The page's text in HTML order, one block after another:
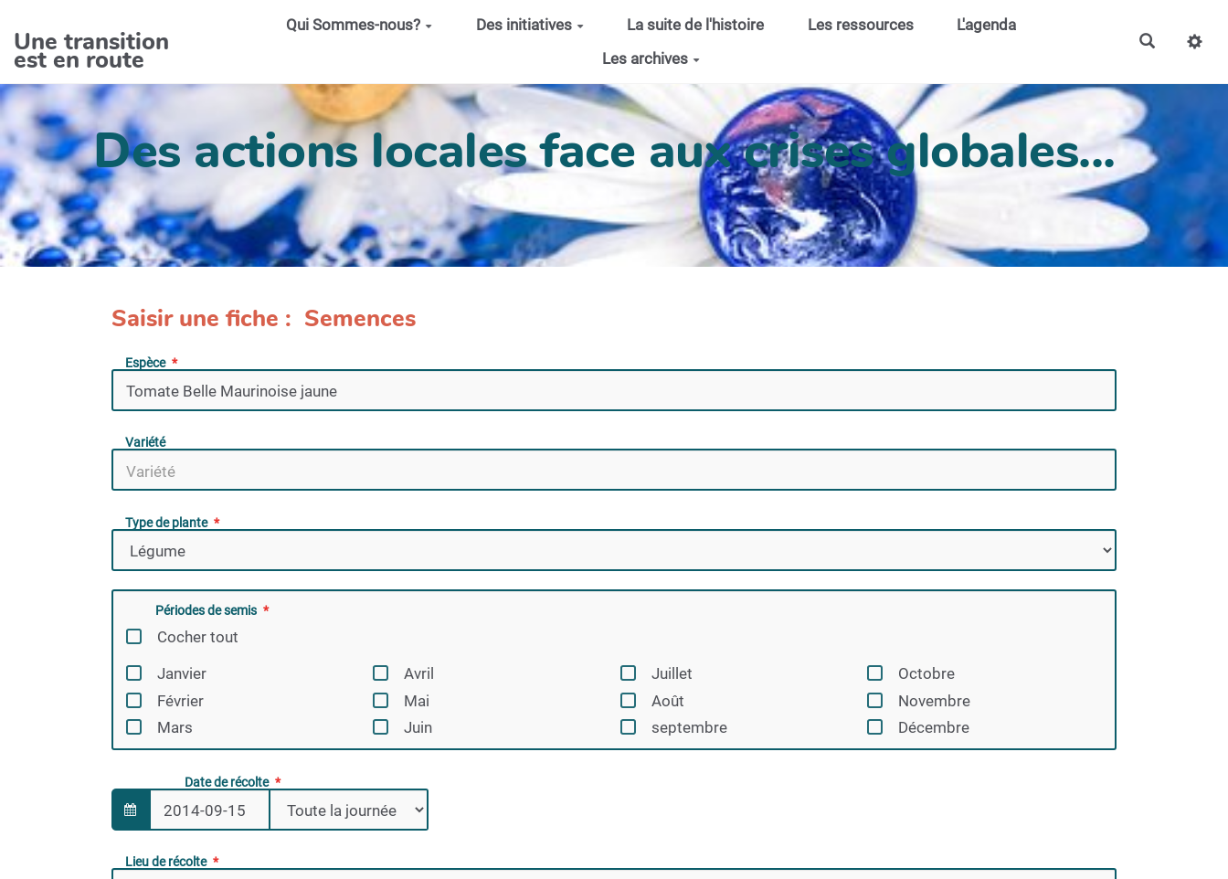
Une transition
est en route
Qui Sommes-nous? Des initiatives La suite de l'histoire Les ressources
L'agenda
Les archives
Des actions locales face aux crises globales...
Saisir une fiche : Semences
Espèce
Variété
Type de plante
Périodes de semis
Cocher tout
Janvier
Février
Mars
Avril
Mai
Juin
Juillet
Août
septembre
Octobre
Novembre
Décembre
Date de récolte
Lieu de récolte